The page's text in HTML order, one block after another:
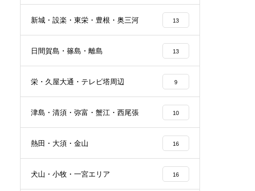
新城・設楽・東栄・豊根・奥三河 13
日間賀島・篠島・離島 13
栄・久屋大通・テレビ塔周辺 9
津島・清須・弥富・蟹江・西尾張 10
熱田・大須・金山 16
犬山・小牧・一宮エリア 16